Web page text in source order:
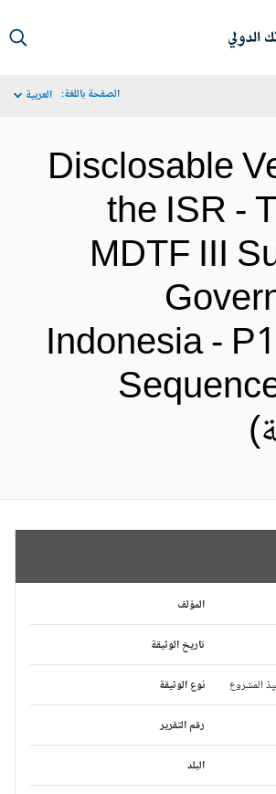
الصفحة باللغة: العربية
Disclosable
the ISR
MDTF III
Indonesia -
المؤلف
تاريخ الوثيقة
نوع الوثيقة
رقم التقرير
البلد